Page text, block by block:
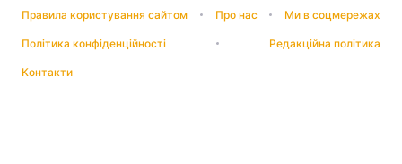
Правила користування сайтом Про нас Ми в соцмережах
Політика конфіденційності Редакційна політика
Контакти